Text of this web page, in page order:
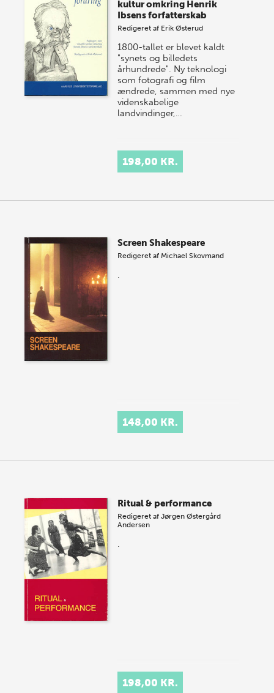
kultur omkring Henrik
Ibsens forfatterskab
Redigeret af Erik Østerud
1800-tallet er blevet kaldt
"synets og billedets
århundrede". Ny teknologi
som fotografi og film
ændrede, sammen med nye
videnskabelige
landvindinger,…
198,00 KR.
Screen Shakespeare
Redigeret af Michael Skovmand
.
148,00 KR.
Ritual & performance
Redigeret afJørgen Østergård
Andersen
.
198,00 KR.